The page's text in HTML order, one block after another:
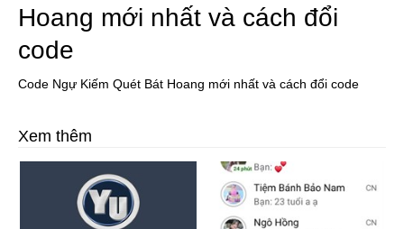
Hoang mới nhất và cách đổi
code
Code Ngự Kiếm Quét Bát Hoang mới nhất và cách đổi code
Xem thêm